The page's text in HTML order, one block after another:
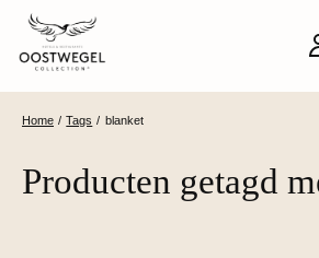
Home / Tags / blanket
Producten getagd